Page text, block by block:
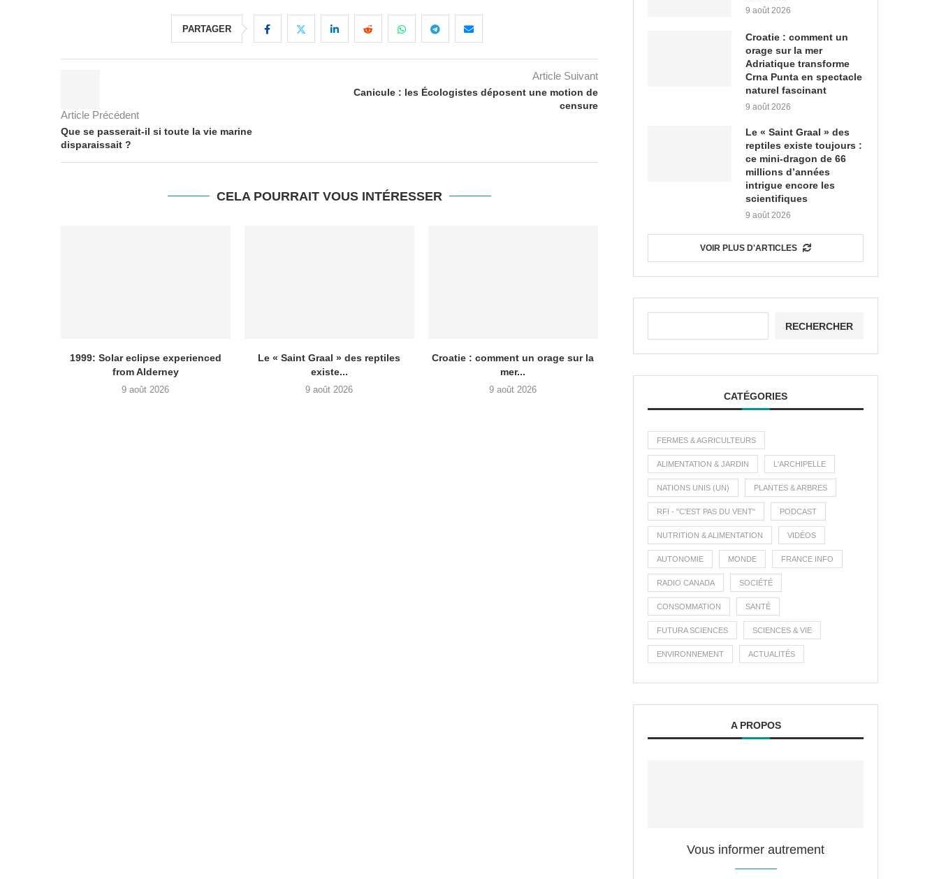
PARTAGER
Article Précédent
Que se passerait-il si toute la vie marine
disparaissait ?
Article Suivant
Canicule : les Écologistes déposent une motion de
censure
CELA POURRAIT VOUS INTÉRESSER
1999: Solar eclipse experienced
from Alderney
9 août 2026
Le « Saint Graal » des reptiles
existe...
9 août 2026
Croatie : comment un orage sur la
mer...
9 août 2026
9 août 2026
Croatie : comment un
orage sur la mer
Adriatique transforme
Crna Punta en spectacle
naturel fascinant
9 août 2026
Le « Saint Graal » des
reptiles existe toujours :
ce mini-dragon de 66
millions d’années
intrigue encore les
scientifiques
9 août 2026
VOIR PLUS D'ARTICLES
RECHERCHER
CATÉGORIES
FERMES & AGRICULTEURS
ALIMENTATION & JARDIN L'ARCHIPELLE
NATIONS UNIS (UN) PLANTES & ARBRES
RFI - "C'EST PAS DU VENT" PODCAST
NUTRITION & ALIMENTATION VIDÉOS
AUTONOMIE MONDE FRANCE INFO
RADIO CANADA SOCIÉTÉ
CONSOMMATION SANTÉ
FUTURA SCIENCES SCIENCES & VIE
ENVIRONNEMENT ACTUALITÉS
A PROPOS
Vous informer autrement